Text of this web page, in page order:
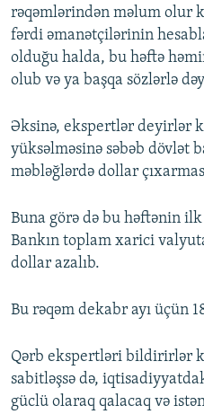
rəqəmlərindən məlum olur
fərdi əmanətçilərinin
olduğu halda, bu həftə
olub və ya başqa sözlərlə
Əksinə, ekspertlər deyirlər
yüksəlməsinə səbəb dövlət
məbləğlərdə dollar
Buna görə də bu həftənin
Bankın toplam xarici
dollar azalıb.
Bu rəqəm dekabr ayı üçün
Qərb ekspertləri bildirirlər
sabitləşsə də,
güclü olaraq qalacaq və